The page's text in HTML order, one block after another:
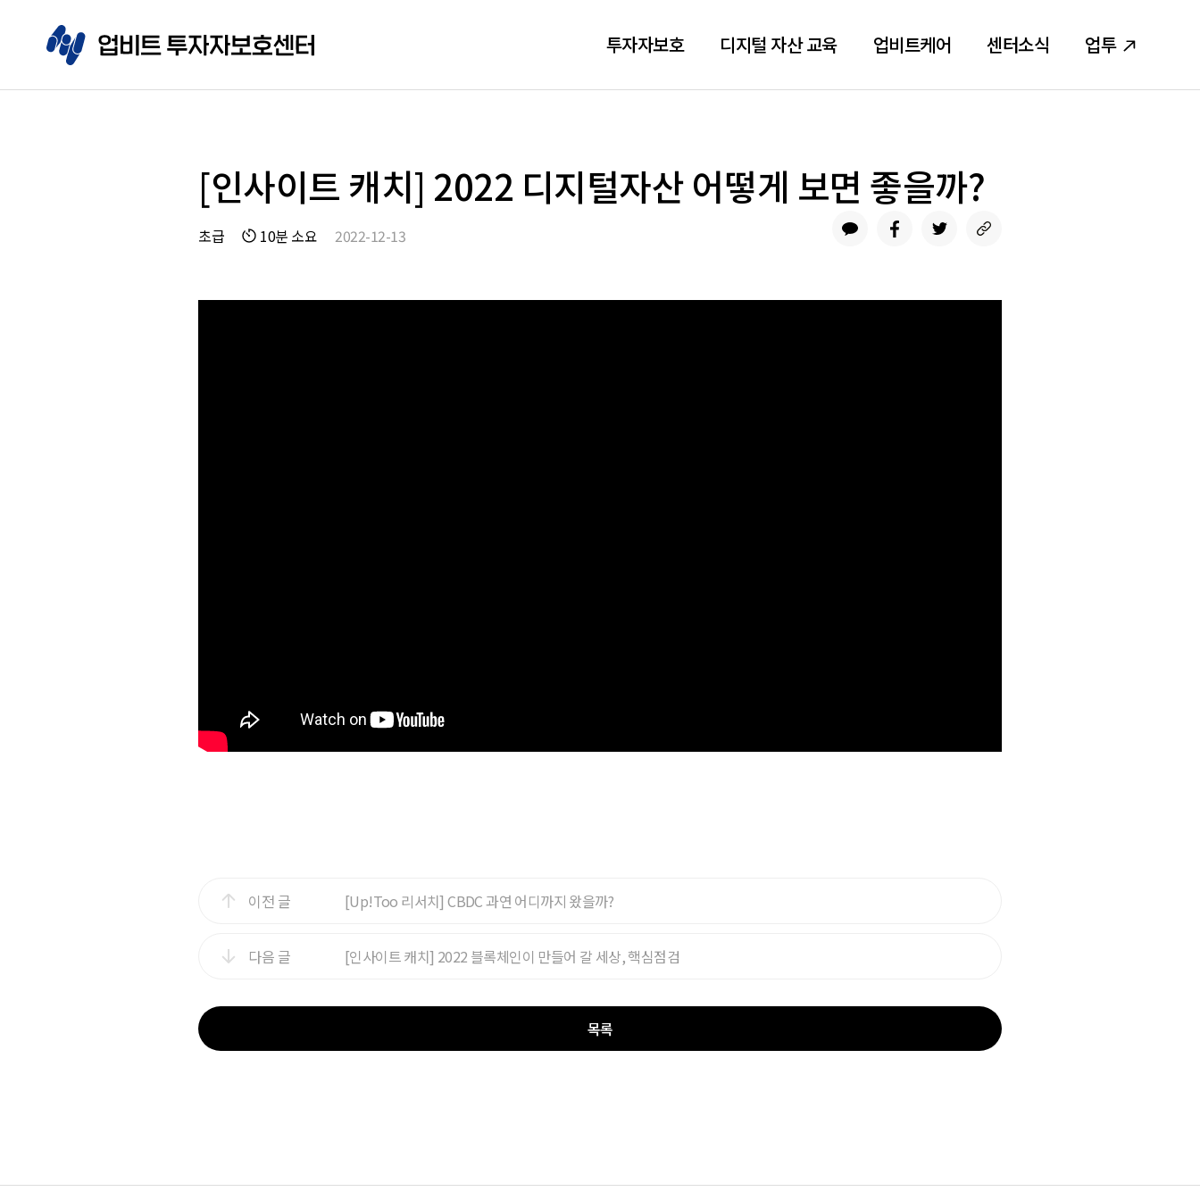
투자자보호 디지털 자산 교육 업비트케어 센터소식 업투
[인사이트 캐치] 2022 디지털자산 어떻게 보면 좋을까?
초급 10분 소요 2022-12-13
이전 글 [Up!Too 리서치] CBDC 과연 어디까지 왔을까?
다음 글 [인사이트 캐치] 2022 블록체인이 만들어 갈 세상, 핵심점검
목록